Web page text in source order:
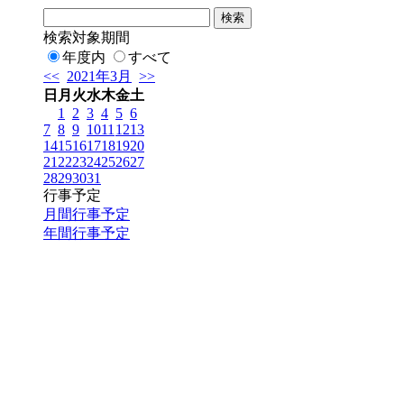
検索対象期間
年度内
すべて
<< 2021年3月
>>
日 月 火水木金土
1
2 3 4 5 6
7 8 9 1011 1213
14151617181920
21 222324252627
28293031
行事予定
月間行事予定
年間行事予定